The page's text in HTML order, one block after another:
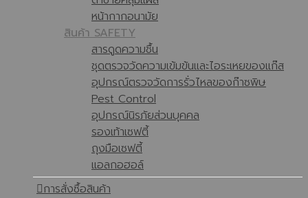
หน้ากากอนามัย
สินค้า SAFETY
สารดูดความชื้น
ชุดตรวจวัดความเข้มข้นและไอระเหยของแก๊ส
อุปกรณ์ตรวจวัดการรั่วไหลของก๊าซพิษ
Pest Control
อุปกรณ์นิรภัยส่วนบุคคล
รองเท้าเซฟตี้
ถุงมือเซฟตี้
แอลกอฮอล์
การสั่งซื้อสินค้า